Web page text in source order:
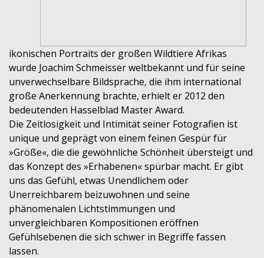
ikonischen Portraits der großen Wildtiere Afrikas
wurde Joachim Schmeisser weltbekannt und für seine
unverwechselbare Bildsprache, die ihm international
große Anerkennung brachte, erhielt er 2012 den
bedeutenden Hasselblad Master Award.
Die Zeitlosigkeit und Intimität seiner Fotografien ist
unique und geprägt von einem feinen Gespür für
»Größe«, die die gewöhnliche Schönheit übersteigt und
das Konzept des »Erhabenen« spürbar macht. Er gibt
uns das Gefühl, etwas Unendlichem oder
Unerreichbarem beizuwohnen und seine
phänomenalen Lichtstimmungen und
unvergleichbaren Kompositionen eröffnen
Gefühlsebenen die sich schwer in Begriffe fassen
lassen.